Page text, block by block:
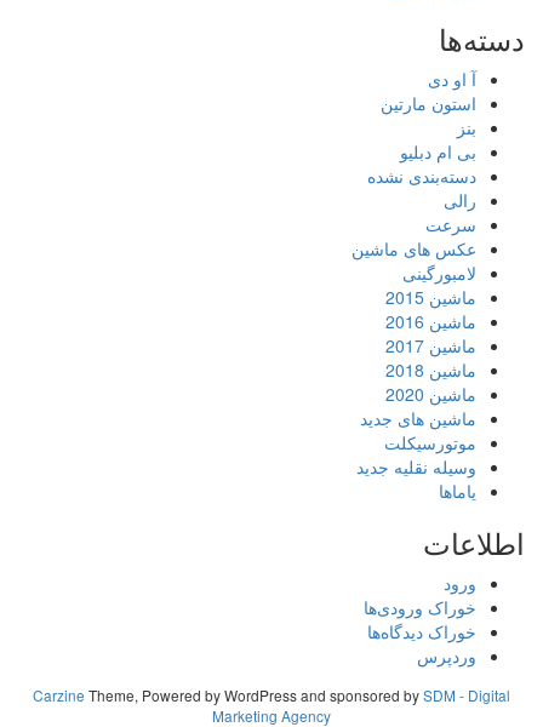
دسته‌ها
آ او دی
استون مارتین
بنز
بی ام دبلیو
دسته‌بندی نشده
رالی
سرعت
عکس های ماشین
لامبورگینی
ماشین 2015
ماشین 2016
ماشین 2017
ماشین 2018
ماشین 2020
ماشین های جدید
موتورسیکلت
وسیله نقلیه جدید
یاماها
اطلاعات
ورود
خوراک ورودی‌ها
خوراک دیدگاه‌ها
وردپرس
CarzineTheme, Powered by WordPress and sponsored bySDM - Digital
Marketing Agency